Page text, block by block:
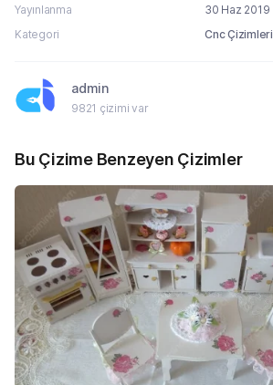
Yayınlanma
30 Haz 2019
Kategori
Cnc Çizimleri
admin
9821 çizimi var
Bu Çizime Benzeyen Çizimler